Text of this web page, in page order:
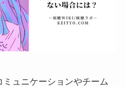
ュニケーションやチーム